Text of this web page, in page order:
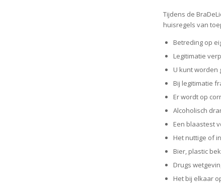
Tijdens de
huisregels van
Betreding op
Legitimatie
U kunt worden
Bij legitimatie
Er wordt op
Alcoholisch
Een blaastest
Het nuttige of
Bier, plastic
Drugs
Het bij elkaar